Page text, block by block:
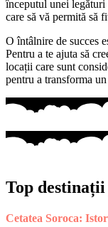
începutul unei
care să vă permită să
O întâlnire de succes
Pentru a te ajuta să
locații care sunt
pentru a transforma
Top
Cetatea Soroca: